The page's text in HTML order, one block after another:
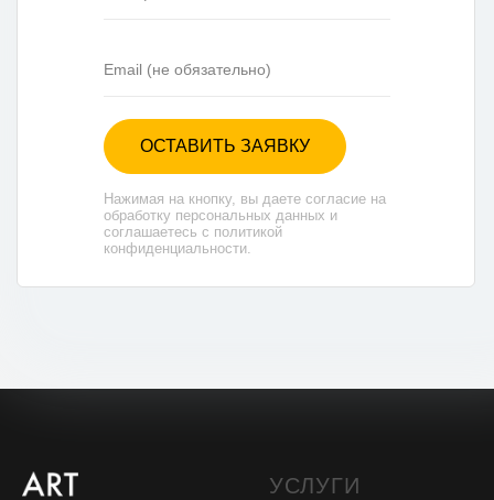
ОСТАВИТЬ ЗАЯВКУ
Нажимая на кнопку, вы даете согласие на
обработку персональных данных и
соглашаетесь с политикой
конфиденциальности.
УСЛУГИ